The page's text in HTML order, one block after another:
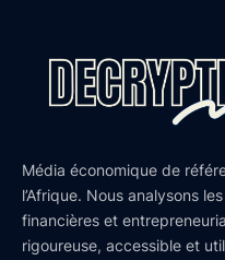
Média économique de
l’Afrique. Nous analysons
financières et
rigoureuse, accessible et